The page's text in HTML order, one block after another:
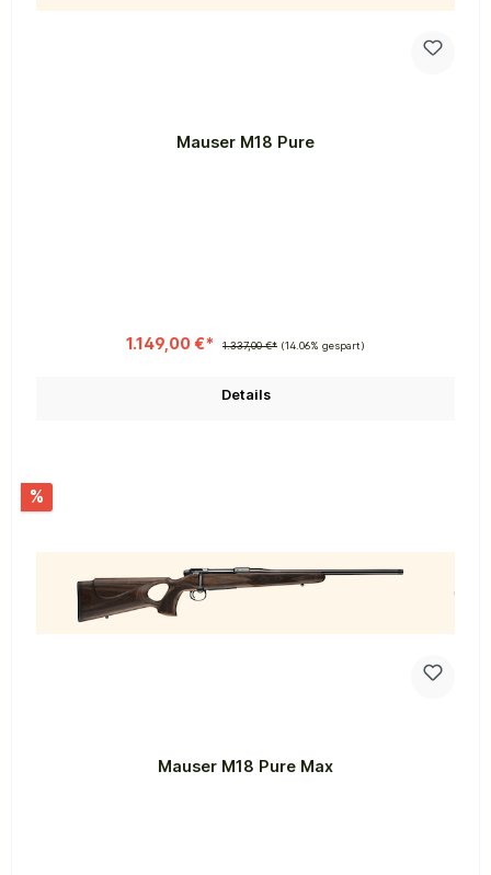
Mauser M18 Pure
1.149,00 €* 1.337,00 €* (14.06% gespart)
Details
%
Mauser M18 Pure Max